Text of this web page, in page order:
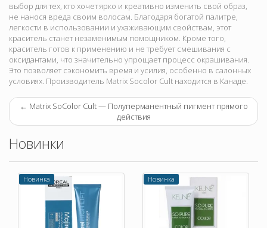
выбор для тех, кто хочет ярко и креативно изменить свой образ,
не нанося вреда своим волосам. Благодаря богатой палитре,
легкости в использовании и ухаживающим свойствам, этот
краситель станет незаменимым помощником. Кроме того,
краситель готов к применению и не требует смешивания с
оксидантами, что значительно упрощает процесс окрашивания.
Это позволяет сэкономить время и усилия, особенно в салонных
условиях. Производитель Matrix Socolor Cult находится в Канаде.
← Matrix SoColor Cult — Полуперманентный пигмент прямого
действия
Новинки
Новинка Новинка